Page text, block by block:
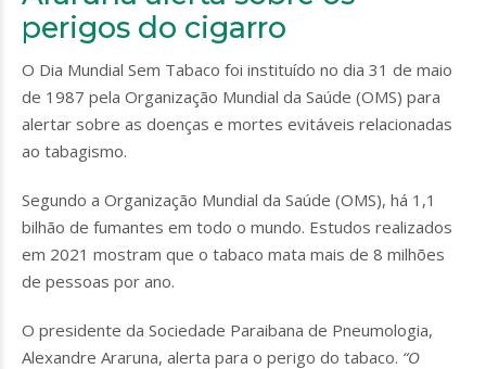
perigos do cigarro
O Dia Mundial Sem Tabaco foi instituído no dia 31 de maio
de 1987 pela Organização Mundial da Saúde (OMS) para
alertar sobre as doenças e mortes evitáveis relacionadas
ao tabagismo.
Segundo a Organização Mundial da Saúde (OMS), há 1,1
bilhão de fumantes em todo o mundo. Estudos realizados
em 2021 mostram que o tabaco mata mais de 8 milhões
de pessoas por ano.
O presidente da Sociedade Paraibana de Pneumologia,
Alexandre Araruna, alerta para o perigo do tabaco. “O